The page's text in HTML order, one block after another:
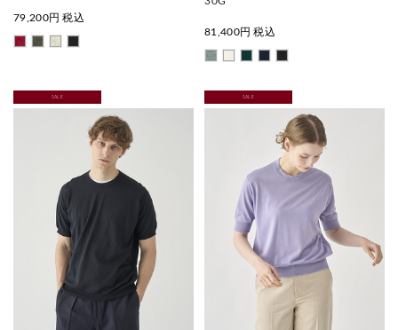
79,200円 税込
81,400円 税込
SALE SALE